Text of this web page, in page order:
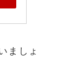
ましょ